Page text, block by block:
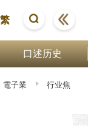
繁
口述历史
電子業
行业焦